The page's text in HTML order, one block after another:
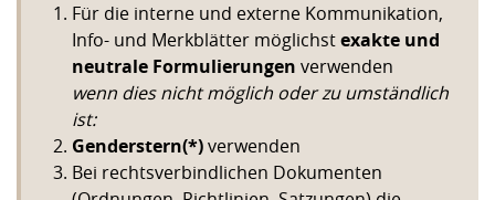
Für die interne und externe Kommunikation,
Info- und Merkblätter möglichstexakte und
neutrale Formulierungen verwenden
wenn dies nicht möglich oder zu umständlich
ist:
Genderstern(*)verwenden
Bei rechtsverbindlichen Dokumenten